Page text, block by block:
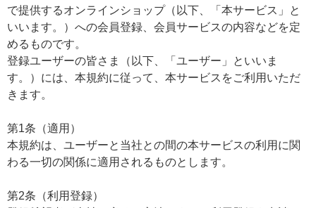
で提供するオンラインショップ（以下、「本サービス」と
いいます。）への会員登録、会員サービスの内容などを定
めるものです。
登録ユーザーの皆さま（以下、「ユーザー」といいま
す。）には、本規約に従って、本サービスをご利用いただ
きます。
第1条（適用）
本規約は、ユーザーと当社との間の本サービスの利用に関
わる一切の関係に適用されるものとします。
第2条（利用登録）